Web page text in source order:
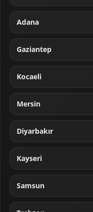
Adana
Gaziantep
Kocaeli
Mersin
Diyarbakır
Kayseri
Samsun